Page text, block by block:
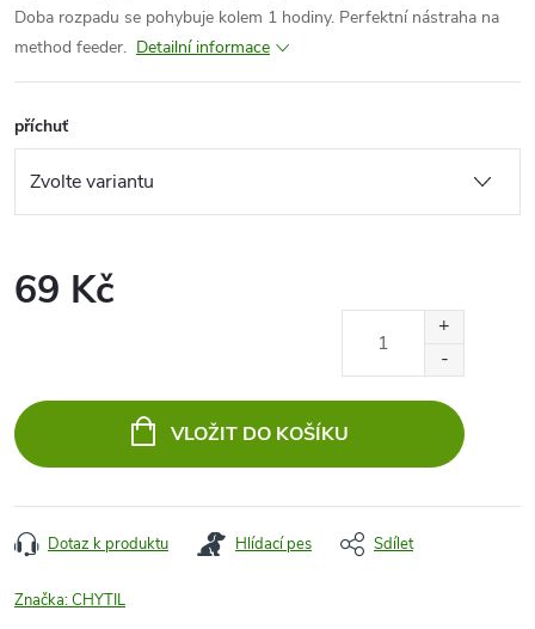
Doba rozpadu se pohybuje kolem 1 hodiny. Perfektní nástraha na
method feeder. Detailní informace
příchuť
69 Kč
VLOŽIT DO KOŠÍKU
Dotaz k produktu Hlídací pes Sdílet
Značka:CHYTIL